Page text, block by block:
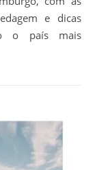
e dicas
o país mais